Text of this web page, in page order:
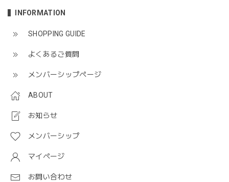
INFORMATION
SHOPPING GUIDE
よくあるご質問
メンバーシップページ
ABOUT
お知らせ
メンバーシップ
マイページ
お問い合わせ